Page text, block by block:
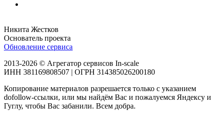
Никита Жестков
Основатель проекта
Обновление сервиса
2013-2026 © Агрегатор сервисов In-scale
ИНН 381169808507 | ОГРН 314385026200180
Копирование материалов разрешается только с указанием
dofollow-ссылки, или мы найдём Вас и пожалуемся Яндексу и
Гуглу, чтобы Вас забанили. Всем добра.